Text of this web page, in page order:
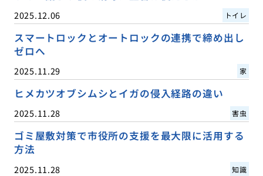
2025.12.06 トイレ
スマートロックとオートロックの連携で締め出し
ゼロへ
2025.11.29 家
ヒメカツオブシムシとイガの侵入経路の違い
2025.11.28 害虫
ゴミ屋敷対策で市役所の支援を最大限に活用する
方法
2025.11.28 知識